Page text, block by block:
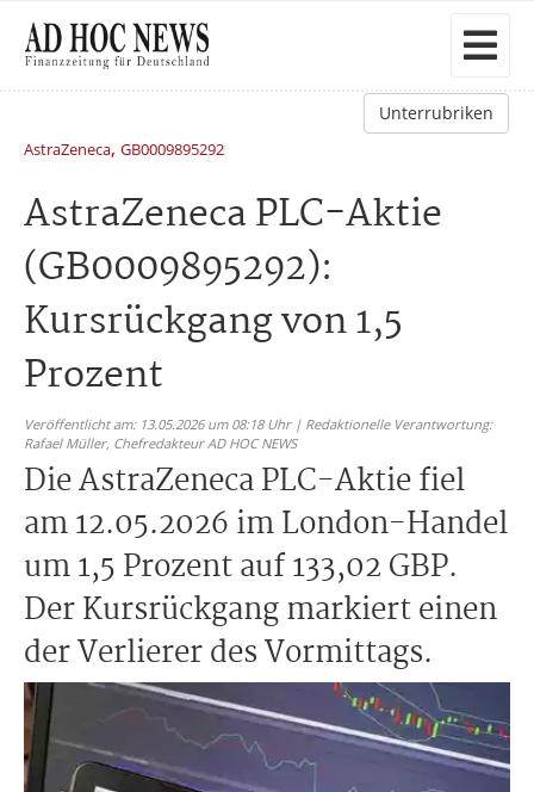
Unterrubriken
AstraZeneca, GB0009895292
AstraZeneca PLC-Aktie
(GB0009895292):
Kursrückgang von 1,5
Prozent
Veröffentlicht am: 13.05.2026 um 08:18 Uhr | Redaktionelle Verantwortung:
Rafael Müller, Chefredakteur AD HOC NEWS
Die AstraZeneca PLC-Aktie fiel
am 12.05.2026 im London-Handel
um 1,5 Prozent auf 133,02 GBP.
Der Kursrückgang markiert einen
der Verlierer des Vormittags.